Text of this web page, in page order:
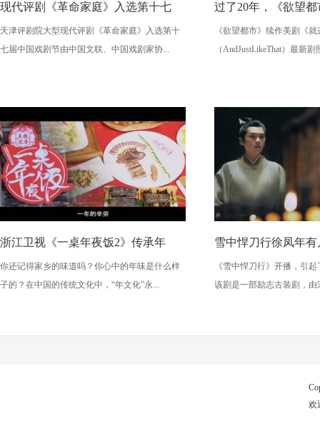
现代评剧《革命家庭》入选第十七
天津评剧院大型现代评剧《革命家庭》入选第十
七届中国戏剧节由中国文联、中国戏剧家协...
过了20年，《欲望
《欲望都市》续作美剧《就
（AndJustLikeThat）最新剧
浙江卫视《一桌年夜饭2》传承年
你还记得家乡的味道吗？你心中的年味是什么样
子的？在中国的传统文化中，“年文化”永...
雪中悍刀行徐凤年
《雪中悍刀行》开播，引
该剧是一部励志古装剧，由
欢